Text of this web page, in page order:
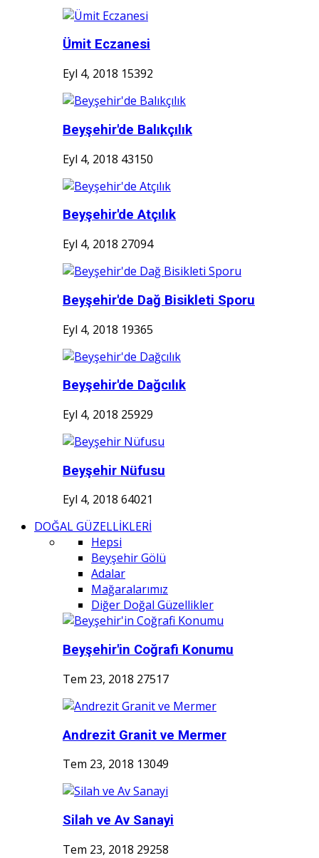
Ümit Eczanesi
Eyl 4, 2018 15392
Beyşehir'de Balıkçılık
Eyl 4, 2018 43150
Beyşehir'de Atçılık
Eyl 4, 2018 27094
Beyşehir'de Dağ Bisikleti Sporu
Eyl 4, 2018 19365
Beyşehir'de Dağcılık
Eyl 4, 2018 25929
Beyşehir Nüfusu
Eyl 4, 2018 64021
DOĞAL GÜZELLİKLERİ
Hepsi
Beyşehir Gölü
Adalar
Mağaralarımız
Diğer Doğal Güzellikler
Beyşehir'in Coğrafi Konumu
Tem 23, 2018 27517
Andrezit Granit ve Mermer
Tem 23, 2018 13049
Silah ve Av Sanayi
Tem 23, 2018 29258